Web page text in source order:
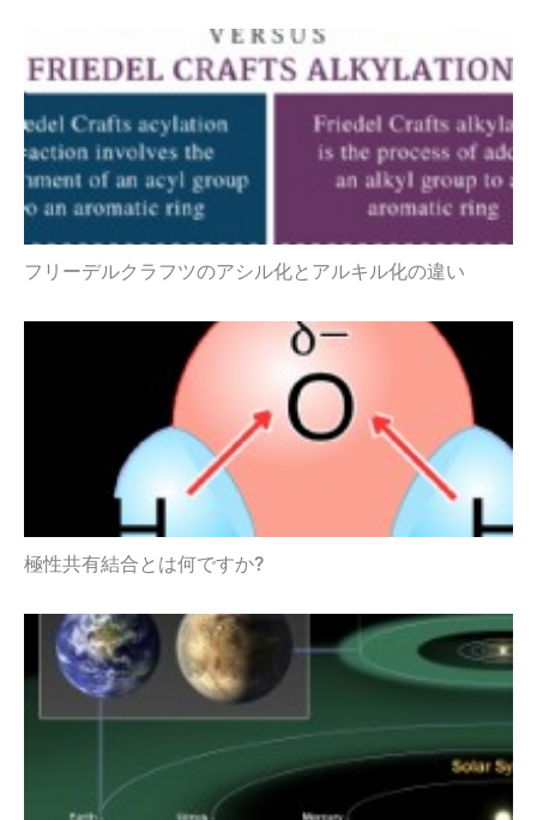
フリーデルクラフツのアシル化とアルキル化の違い
極性共有結合とは何ですか?